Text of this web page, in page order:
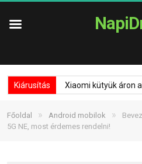
Kiárusítás Xiaomi kütyük áron
Főoldal » Android mobilok »
5G NE, most érdemes rendelni!